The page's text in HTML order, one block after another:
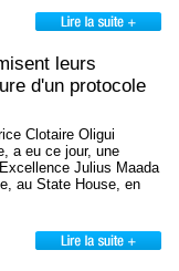
leurs
d'un protocole
Clotaire Oligui
a eu ce jour, une
Julius Maada
au State House, en